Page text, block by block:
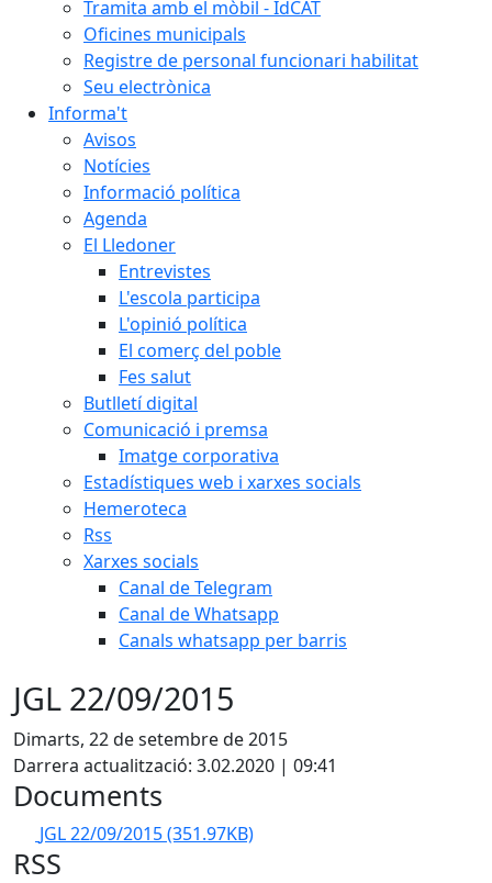
Tramita amb el mòbil - IdCAT
Oficines municipals
Registre de personal funcionari habilitat
Seu electrònica
Informa't
Avisos
Notícies
Informació política
Agenda
El Lledoner
Entrevistes
L'escola participa
L'opinió política
El comerç del poble
Fes salut
Butlletí digital
Comunicació i premsa
Imatge corporativa
Estadístiques web i xarxes socials
Hemeroteca
Rss
Xarxes socials
Canal de Telegram
Canal de Whatsapp
Canals whatsapp per barris
JGL 22/09/2015
Dimarts, 22 de setembre de 2015
Darrera actualització: 3.02.2020 | 09:41
Documents
JGL 22/09/2015(351.97KB)
RSS